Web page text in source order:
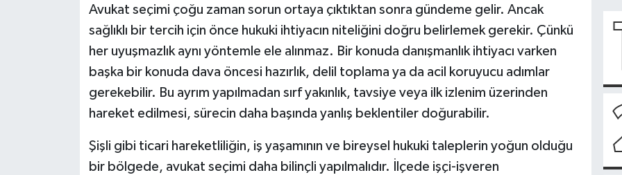
Avukat seçimi çoğu zaman sorun ortaya çıktıktan sonra gündeme gelir. Ancak
sağlıklı bir tercih için önce hukuki ihtiyacın niteliğini doğru belirlemek gerekir. Çünkü
her uyuşmazlık aynı yöntemle ele alınmaz. Bir konuda danışmanlık ihtiyacı varken
başka bir konuda dava öncesi hazırlık, delil toplama ya da acil koruyucu adımlar
gerekebilir. Bu ayrım yapılmadan sırf yakınlık, tavsiye veya ilk izlenim üzerinden
hareket edilmesi, sürecin daha başında yanlış beklentiler doğurabilir.
Şişli gibi ticari hareketliliğin, iş yaşamının ve bireysel hukuki taleplerin yoğun olduğu
bir bölgede, avukat seçimi daha bilinçli yapılmalıdır. İlçede işçi-işveren